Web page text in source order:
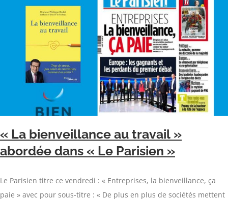
« La bienveillance au travail »
abordée dans « Le Parisien »
Le Parisien titre ce vendredi : « Entreprises, la bienveillance, ça
paie » avec pour sous-titre : « De plus en plus de sociétés mettent